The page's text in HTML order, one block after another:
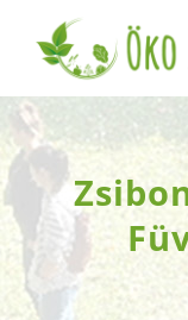
Kihagyás